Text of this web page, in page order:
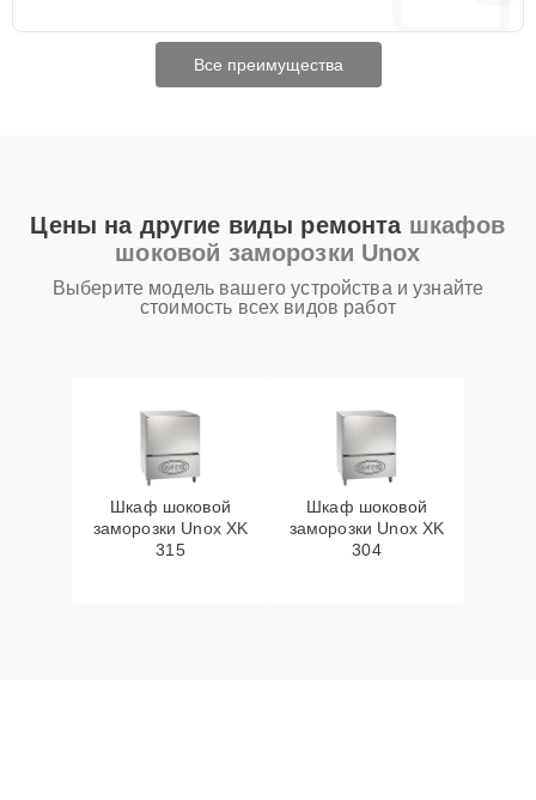
Все преимущества
Цены на другие виды ремонта шкафов
шоковой заморозки Unox
Выберите модель вашего устройства и узнайте
стоимость всех видов работ
Шкаф шоковой
заморозки Unox XK
315
Шкаф шоковой
заморозки Unox XK
304